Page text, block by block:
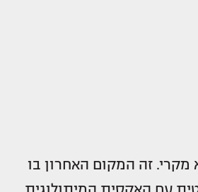
מקרי. זה המקום האחרון בו